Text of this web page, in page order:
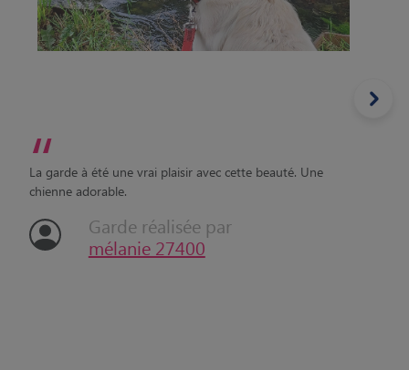
“
La garde à été une vrai plaisir avec cette beauté. Une
chienne adorable.
Garde réalisée par
mélanie 27400